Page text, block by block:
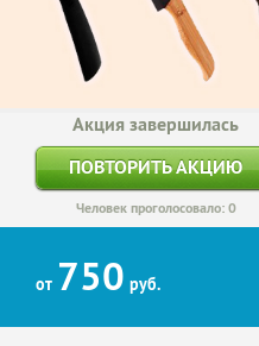
Акция завершилась
ПОВТОРИТЬ АКЦИЮ
Человек проголосовало: 0
от 750 руб.